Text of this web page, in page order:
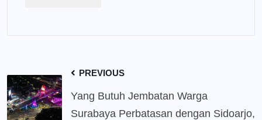
PREVIOUS
Yang Butuh Jembatan Warga
Surabaya Perbatasan dengan Sidoarjo,